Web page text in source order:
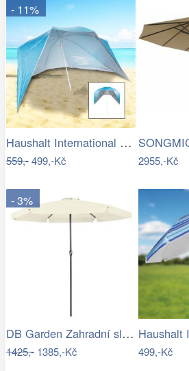
- 11%
Haushalt International Plážový…
559,-499,-Kč 2955,-Kč
- 3%
DB Garden Zahradní slunečník Jenna…
1425,-1385,-Kč 499,-Kč